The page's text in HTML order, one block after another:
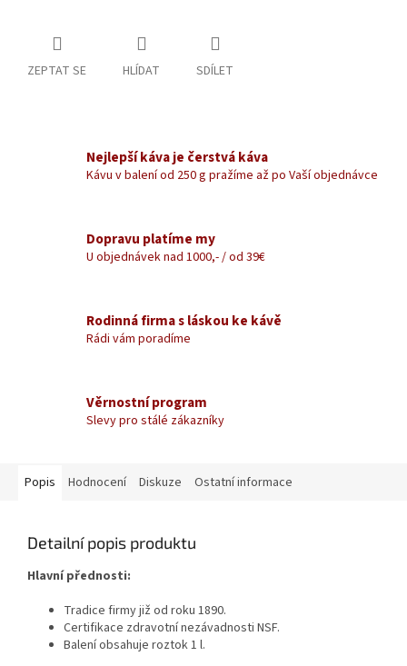
ZEPTAT SE HLÍDAT SDÍLET
Nejlepší káva je čerstvá káva
Kávu v balení od 250 g pražíme až po Vaší objednávce
Dopravu platíme my
U objednávek nad 1000,- / od 39€
Rodinná firma s láskou ke kávě
Rádi vám poradíme
Věrnostní program
Slevy pro stálé zákazníky
Popis Hodnocení Diskuze Ostatní informace
Detailní popis produktu
Hlavní přednosti:
Tradice firmy již od roku 1890.
Certifikace zdravotní nezávadnosti NSF.
Balení obsahuje roztok 1 l.